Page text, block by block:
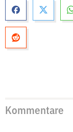
Kommentare